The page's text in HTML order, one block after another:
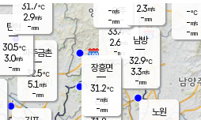
양주
33.4℃
2.6
-mm
파주금촌
32.5℃
5.1 m/s
-mm
-℃
-m/s
-mm
탄현
30.5℃
3.0m/s
-mm
은평
노원
남방
32.9℃
3.3m/s
-mm
장흥면
31.2℃
-m/s
-mm
-m/s
-mm
31.7℃
2.9m/s
-mm
2.3m/s
-mm